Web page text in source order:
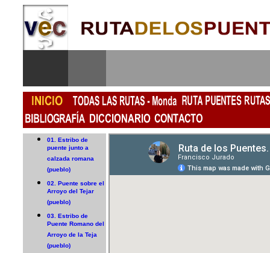
01. Estribo de
puente junto a
calzada romana
(pueblo)
02. Puente sobre el
Arroyo del Tejar
(pueblo)
03. Estribo de
Puente Romano del
Arroyo de la Teja
(pueblo)